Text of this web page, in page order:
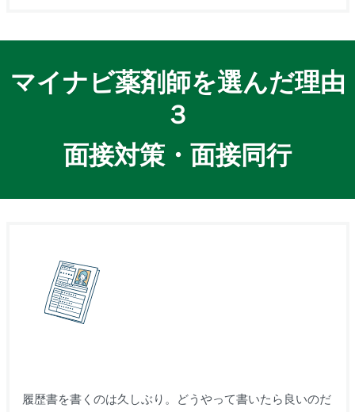
マイナビ薬剤師を選んだ理由
３
面接対策・面接同行
履歴書を書くのは久しぶり。どうやって書いたら良いのだ